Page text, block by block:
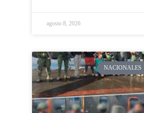
agosto 8, 2026
NACIONALES